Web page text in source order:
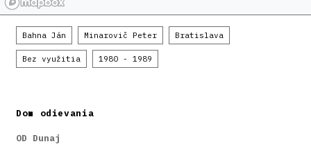
Bahna Ján Minarovič Peter Bratislava
Bez využitia 1980 - 1989
Dom odievania
OD Dunaj